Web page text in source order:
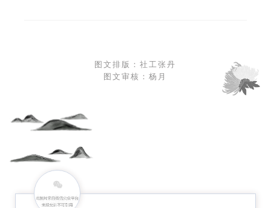
图文排版：社工张丹
图文审核：杨月